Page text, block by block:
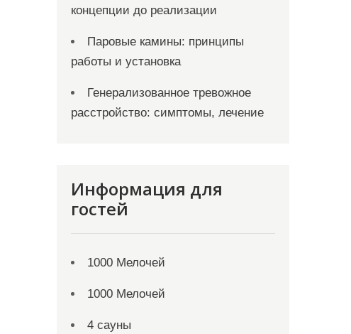
концепции до реализации
Паровые камины: принципы
работы и установка
Генерализованное тревожное
расстройство: симптомы, лечение
Информация для
гостей
1000 Мелочей
1000 Мелочей
4 сауны